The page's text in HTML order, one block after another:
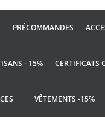
PRÉCOMMANDES
- 15% CERTIFICATS
VÊTEMENTS -15%